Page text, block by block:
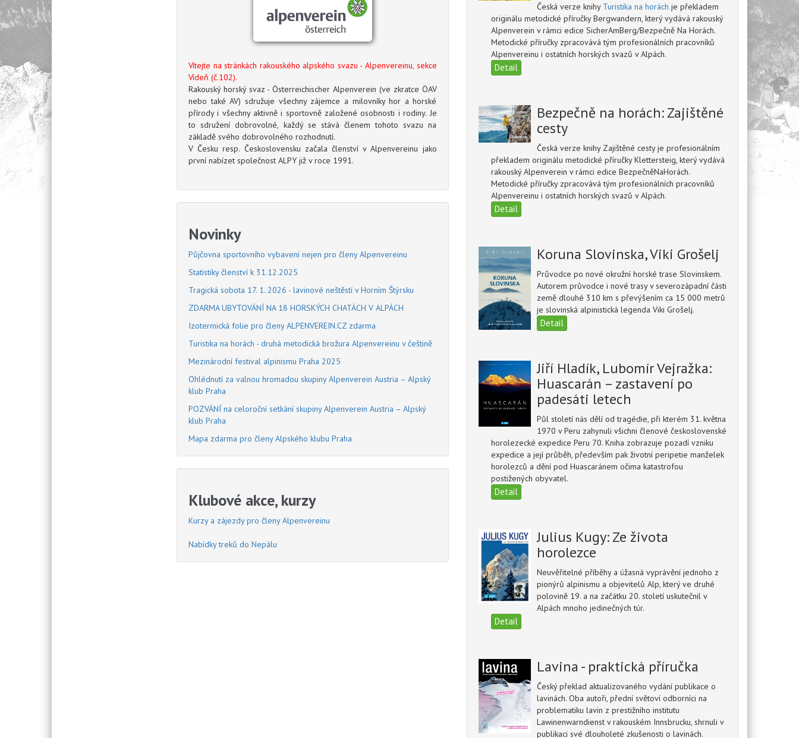
Vítejte na stránkách rakouského alpského svazu - Alpenvereinu, sekce
Vídeň (č.102).
Rakouský horský svaz - Österreichischer Alpenverein (ve zkratce ÖAV
nebo také AV) sdružuje všechny zájemce a milovníky hor a horské
přírody i všechny aktivně i sportovně založené osobnosti i rodiny. Je
to sdružení dobrovolné, každý se stává členem tohoto svazu na
základě svého dobrovolného rozhodnutí.
V Česku resp. Československu začala členství v Alpenvereinu jako
první nabízet společnost ALPY již v roce 1991.
Novinky
Půjčovna sportovního vybavení nejen pro členy Alpenvereinu
Statistiky členství k 31.12.2025
Tragická sobota 17. 1. 2026 - lavinové neštěstí v Horním Štýrsku
ZDARMA UBYTOVÁNÍ NA 18 HORSKÝCH CHATÁCH V ALPÁCH
Izotermická folie pro členy ALPENVEREIN.CZ zdarma
Turistika na horách - druhá metodická brožura Alpenvereinu v češtině
Mezinárodní festival alpinismu Praha 2025
Ohlédnutí za valnou hromadou skupiny Alpenverein Austria – Alpský
klub Praha
POZVÁNÍ na celoroční setkání skupiny Alpenverein Austria – Alpský
klub Praha
Mapa zdarma pro členy Alpského klubu Praha
Klubové akce, kurzy
Kurzy a zájezdy pro členy Alpenvereinu
Nabídky treků do Nepálu
Česká verze knihy Turistika na horách je překladem
originálu metodické příručky Bergwandern, který vydává rakouský
Alpenverein v rámci edice SicherAmBerg/Bezpečně Na Horách.
Metodické příručky zpracovává tým profesionálních pracovníků
Alpenvereinu i ostatních horských svazů v Alpách.
Detail
Bezpečně na horách: Zajištěné
cesty
Česká verze knihy Zajištěné cesty je profesionálním
překladem originálu metodické příručky Klettersteig, který vydává
rakouský Alpenverein v rámci edice BezpečněNaHorách.
Metodické příručky zpracovává tým profesionálních pracovníků
Alpenvereinu i ostatních horských svazů v Alpách.
Detail
Koruna Slovinska, Viki Grošelj
Průvodce po nové okružní horské trase Slovinskem.
Autorem průvodce i nové trasy v severozápadní části
země dlouhé 310 km s převýšením ca 15 000 metrů
je slovinská alpinistická legenda Viki Grošelj.
Detail
Jiří Hladík, Lubomír Vejražka:
Huascarán – zastavení po
padesáti letech
Půl století nás dělí od tragédie, při kterém 31. května
1970 v Peru zahynuli všichni členové československé
horolezecké expedice Peru 70. Kniha zobrazuje pozadí vzniku
expedice a její průběh, především pak životní peripetie manželek
horolezců a dění pod Huascaránem očima katastrofou
postižených obyvatel.
Detail
Julius Kugy: Ze života
horolezce
Neuvěřitelné příběhy a úžasná vyprávění jednoho z
pionýrů alpinismu a objevitelů Alp, který ve druhé
polovině 19. a na začátku 20. století uskutečnil v
Alpách mnoho jedinečných túr.
Detail
Lavina - praktická příručka
Český překlad aktualizovaného vydání publikace o
lavinách. Oba autoři, přední světoví odborníci na
problematiku lavin z prestižního institutu
Lawinenwarndienst v rakouském Innsbrucku, shrnuli v
publikaci své dlouholeté zkušenosti o lavinách.